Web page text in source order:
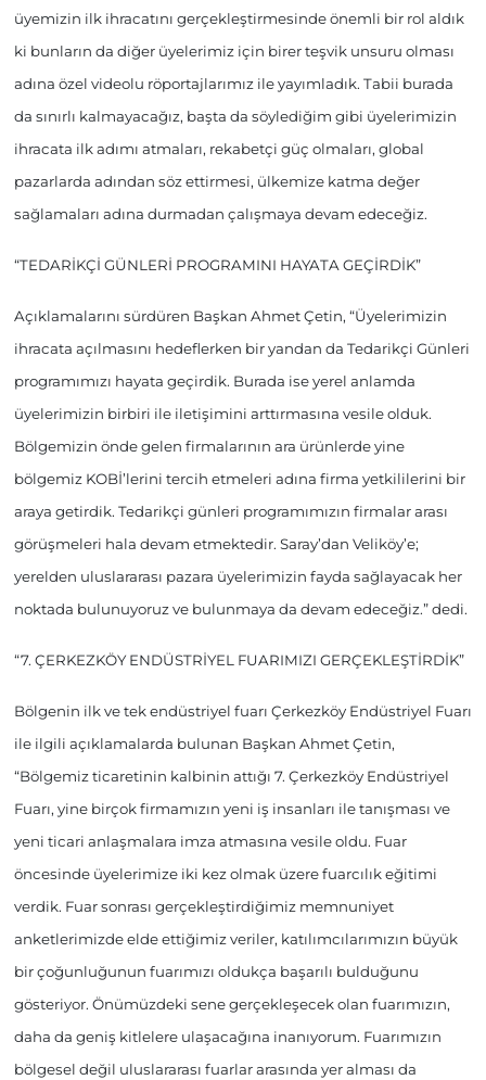
üyemizin ilk ihracatını gerçekleştirmesinde önemli bir rol aldık
ki bunların da diğer üyelerimiz için birer teşvik unsuru olması
adına özel videolu röportajlarımız ile yayımladık. Tabii burada
da sınırlı kalmayacağız, başta da söylediğim gibi üyelerimizin
ihracata ilk adımı atmaları, rekabetçi güç olmaları, global
pazarlarda adından söz ettirmesi, ülkemize katma değer
sağlamaları adına durmadan çalışmaya devam edeceğiz.
“TEDARİKÇİ GÜNLERİ PROGRAMINI HAYATA GEÇİRDİK”
Açıklamalarını sürdüren Başkan Ahmet Çetin, “Üyelerimizin
ihracata açılmasını hedeflerken bir yandan da Tedarikçi Günleri
programımızı hayata geçirdik. Burada ise yerel anlamda
üyelerimizin birbiri ile iletişimini arttırmasına vesile olduk.
Bölgemizin önde gelen firmalarının ara ürünlerde yine
bölgemiz KOBİ’lerini tercih etmeleri adına firma yetkililerini bir
araya getirdik. Tedarikçi günleri programımızın firmalar arası
görüşmeleri hala devam etmektedir. Saray’dan Veliköy’e;
yerelden uluslararası pazara üyelerimizin fayda sağlayacak her
noktada bulunuyoruz ve bulunmaya da devam edeceğiz.” dedi.
“7. ÇERKEZKÖY ENDÜSTRİYEL FUARIMIZI GERÇEKLEŞTİRDİK”
Bölgenin ilk ve tek endüstriyel fuarı Çerkezköy Endüstriyel Fuarı
ile ilgili açıklamalarda bulunan Başkan Ahmet Çetin,
“Bölgemiz ticaretinin kalbinin attığı 7. Çerkezköy Endüstriyel
Fuarı, yine birçok firmamızın yeni iş insanları ile tanışması ve
yeni ticari anlaşmalara imza atmasına vesile oldu. Fuar
öncesinde üyelerimize iki kez olmak üzere fuarcılık eğitimi
verdik. Fuar sonrası gerçekleştirdiğimiz memnuniyet
anketlerimizde elde ettiğimiz veriler, katılımcılarımızın büyük
bir çoğunluğunun fuarımızı oldukça başarılı bulduğunu
gösteriyor. Önümüzdeki sene gerçekleşecek olan fuarımızın,
daha da geniş kitlelere ulaşacağına inanıyorum. Fuarımızın
bölgesel değil uluslararası fuarlar arasında yer alması da